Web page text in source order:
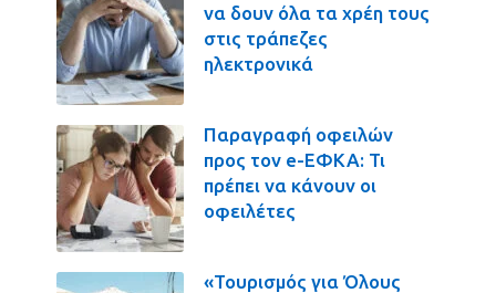
να δουν όλα τα χρέη τους
στις τράπεζες
ηλεκτρονικά
Παραγραφή οφειλών
προς τον e-ΕΦΚΑ: Τι
πρέπει να κάνουν οι
οφειλέτες
«Τουρισμός για Όλους